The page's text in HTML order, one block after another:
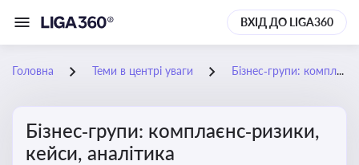
ВХІД ДО LIGA360
Головна Теми в центрі уваги Бізнес‑групи: комплаєнс‑ризики, кейси, аналітика
Бізнес‑групи: комплаєнс‑ризики,
кейси, аналітика